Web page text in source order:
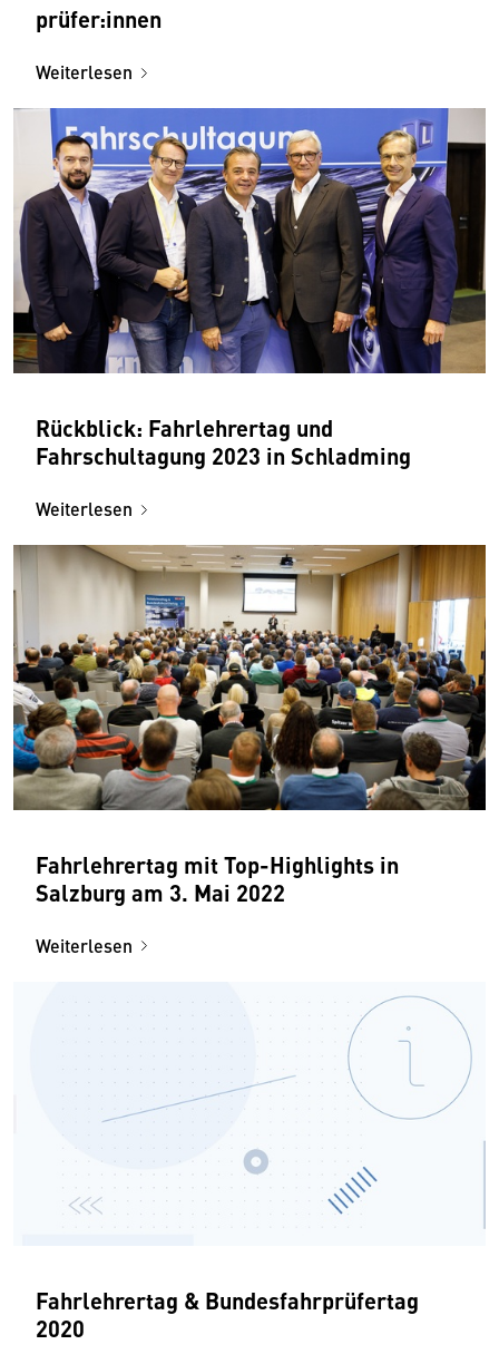
prüfer:innen
Weiterlesen
Rückblick: Fahrlehrertag und
Fahrschultagung 2023 in Schladming
Weiterlesen
Fahrlehrertag mit Top-Highlights in
Salzburg am 3. Mai 2022
Weiterlesen
Fahrlehrertag & Bundesfahrprüfertag
2020